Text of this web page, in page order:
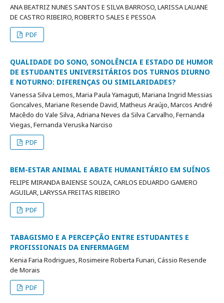
ANA BEATRIZ NUNES SANTOS E SILVA BARROSO, LARISSA LAUANE
DE CASTRO RIBEIRO, ROBERTO SALES E PESSOA
PDF
QUALIDADE DO SONO, SONOLÊNCIA E ESTADO DE HUMOR
DE ESTUDANTES UNIVERSITÁRIOS DOS TURNOS DIURNO
E NOTURNO: DIFERENÇAS OU SIMILARIDADES?
Vanessa Silva Lemos, Maria Paula Yamaguti, Mariana Ingrid Messias
Goncalves, Mariane Resende David, Matheus Araújo, Marcos André
Macêdo do Vale Silva, Adriana Neves da Silva Carvalho, Fernanda
Viegas, Fernanda Veruska Narciso
PDF
BEM-ESTAR ANIMAL E ABATE HUMANITÁRIO EM SUÍNOS
FELIPE MIRANDA BAIENSE SOUZA, CARLOS EDUARDO GAMERO
AGUILAR, LARYSSA FREITAS RIBEIRO
PDF
TABAGISMO E A PERCEPÇÃO ENTRE ESTUDANTES E
PROFISSIONAIS DA ENFERMAGEM
Kenia Faria Rodrigues, Rosimeire Roberta Funari, Cássio Resende
de Morais
PDF